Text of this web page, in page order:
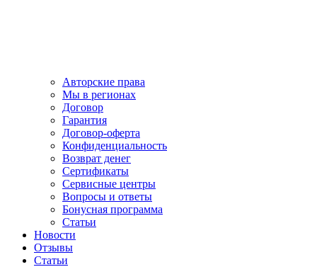
Авторские права
Мы в регионах
Договор
Гарантия
Договор-оферта
Конфиденциальность
Возврат денег
Сертификаты
Сервисные центры
Вопросы и ответы
Бонусная программа
Статьи
Новости
Отзывы
Статьи